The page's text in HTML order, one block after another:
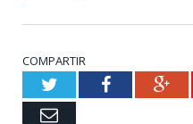
COMPARTIR
TwitterFacebook
Email